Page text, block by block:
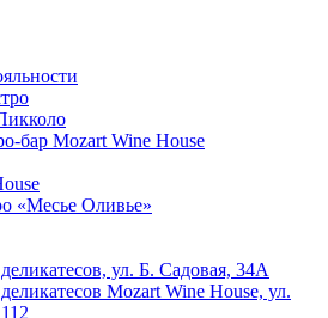
бар Mozart Wine House
«Месье Оливье»
ул. Б. Садовая, 34А
Mozart Wine House, ул.